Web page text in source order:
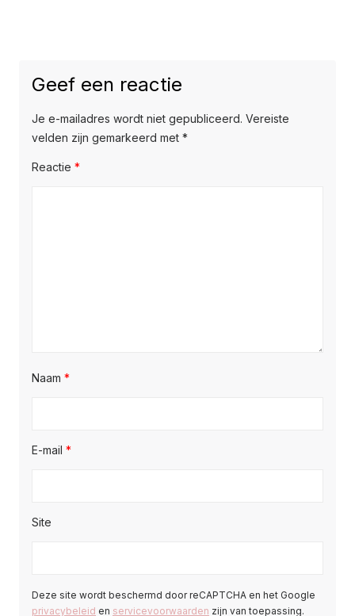
Geef een reactie
Je e-mailadres wordt niet gepubliceerd. Vereiste
velden zijn gemarkeerd met *
Reactie *
Naam *
E-mail *
Site
Deze site wordt beschermd door reCAPTCHA en het Google
privacybeleid en servicevoorwaarden zijn van toepassing.